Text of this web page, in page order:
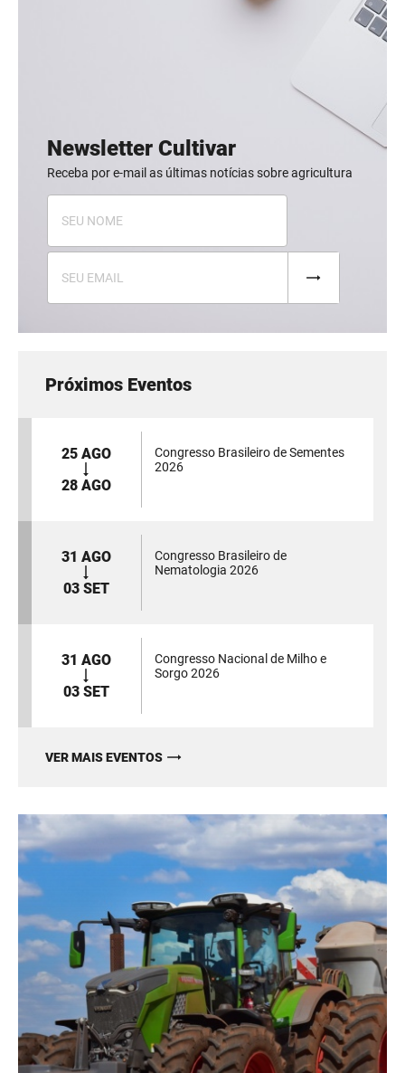
Newsletter Cultivar
Receba por e-mail as últimas notícias sobre agricultura
Próximos Eventos
25 AGO
28 AGO
Congresso Brasileiro de Sementes
2026
31 AGO
03 SET
Congresso Brasileiro de
Nematologia 2026
31 AGO
03 SET
Congresso Nacional de Milho e
Sorgo 2026
VER MAIS EVENTOS